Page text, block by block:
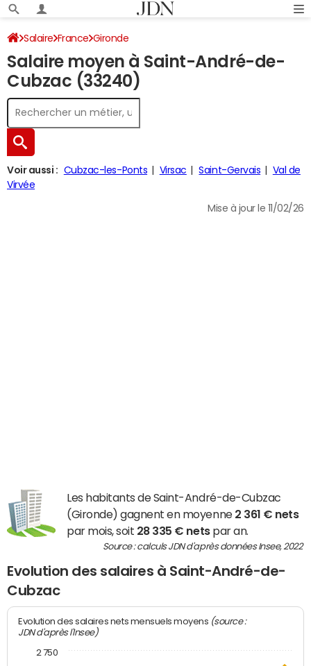
Salaire France Gironde
Salaire moyen à Saint-André-de-
Cubzac (33240)
Voir aussi : Cubzac-les-Ponts Virsac Saint-Gervais
Val de
Virvée
Mise à jour le 11/02/26
Les habitants de Saint-André-de-Cubzac
(Gironde) gagnent en moyenne 2 361 € nets
par mois, soit 28 335 € netspar an.
Source : calculs JDN d'après données Insee, 2022
Evolution des salaires à Saint-André-de-
Cubzac
Evolution des salaires nets mensuels moyens (source :
JDN d'après l'Insee)
2 750